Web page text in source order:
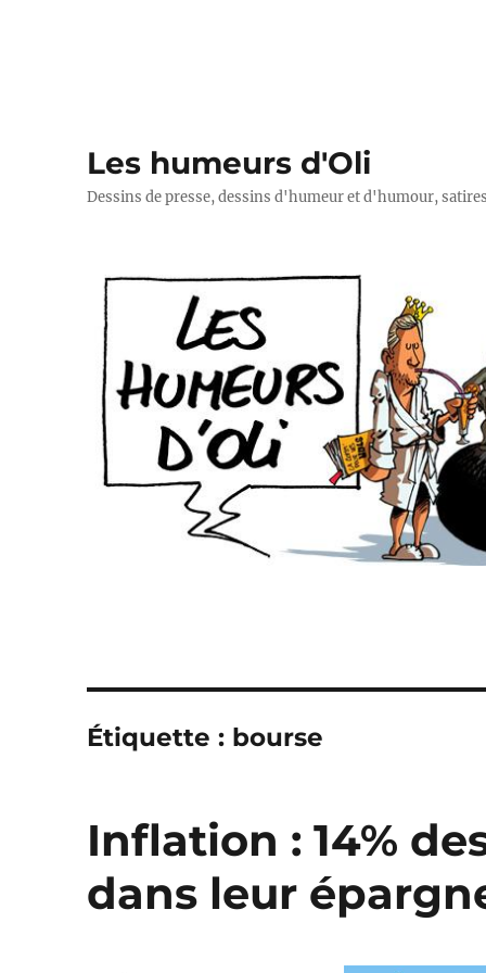
Les humeurs d'Oli
Dessins de presse, dessins d'humeur et d'humour,
Étiquette : bourse
Inflation : 14%
dans leur